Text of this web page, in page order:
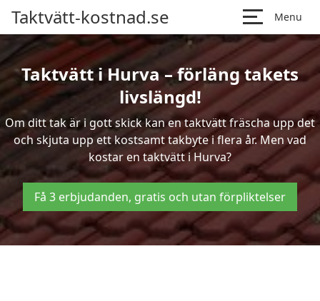
Taktvätt-kostnad.se Menu
Taktvätt i Hurva – förläng takets
livslängd!
Om ditt tak är i gott skick kan en taktvätt fräscha upp det
och skjuta upp ett kostsamt takbyte i flera år. Men vad
kostar en taktvätt i Hurva?
Få 3 erbjudanden, gratis och utan förpliktelser